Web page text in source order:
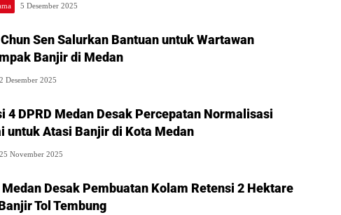
5 Desember 2025
Sen Salurkan Bantuan untuk Wartawan
Banjir di Medan
2 Desember 2025
4 DPRD Medan Desak Percepatan Normalisasi
untuk Atasi Banjir di Kota Medan
25 November 2025
Medan Desak Pembuatan Kolam Retensi 2 Hektare
Tol Tembung